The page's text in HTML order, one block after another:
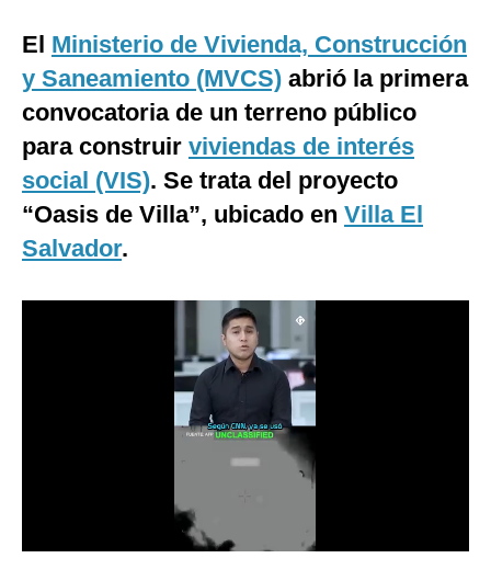
EEUU
España
Internacional
El Ministerio de Vivienda, Construcción
y Saneamiento (MVCS) abrió la primera
convocatoria de un terreno público
para construir viviendas de interés
social (VIS). Se trata del proyecto
“Oasis de Villa”, ubicado en Villa El
Salvador.